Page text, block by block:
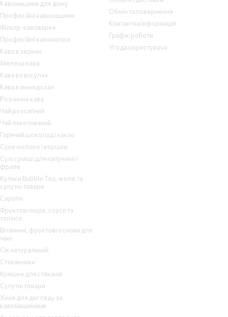
Кавомашини для дому
Професійні кавомашини
Фільтр-кавоварки
Професійні кавомолки
Кава в зернах
Мелена кава
Кава в капсулах
Кава в монодозах
Розчинна кава
Чай розсипний
Чай пакетований
Гарячий шоколад і какао
Сухе молоко і вершки
Сухі суміші для капучино і
фрапе
Кульки Bubble Tea, желе та
супутні товари
Сиропи
Фруктові пюре, соуси та
топінги
Вітамінні, фруктові основи для
чаю
Сік натуральний
Стаканчики
Кришки для стаканів
Супутні товари
Хімія для догляду за
кавомашинами
Обмін та повернення
Контактна інформація
Графік роботи
Угода користувача